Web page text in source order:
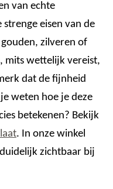
van echte
eisen van de
zilveren of
mits wettelijk vereist,
dat de fijnheid
weten hoe je deze
betekenen? Bekijk
. In onze winkel
zichtbaar bij